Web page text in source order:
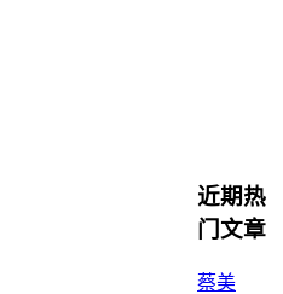
近期热
门文章
蔡美